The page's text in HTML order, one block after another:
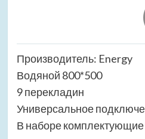
Производитель: Energy
Водяной 800*500
9 перекладин
Универсальное
В наборе